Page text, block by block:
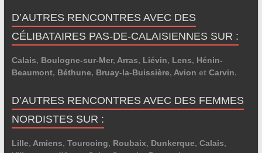
D’AUTRES RENCONTRES AVEC DES
CÉLIBATAIRES PAS-DE-CALAISIENNES SUR :
Calais, Boulogne-sur-Mer, Arras, Liévin, Lens, Hénin-
Beaumont, Béthune, Bruay-la-Buissière, Avion et Carvin.
D’AUTRES RENCONTRES AVEC DES FEMMES
NORDISTES SUR :
Lille, Amiens, Tourcoing, Roubaix, Dunkerque, Calais,